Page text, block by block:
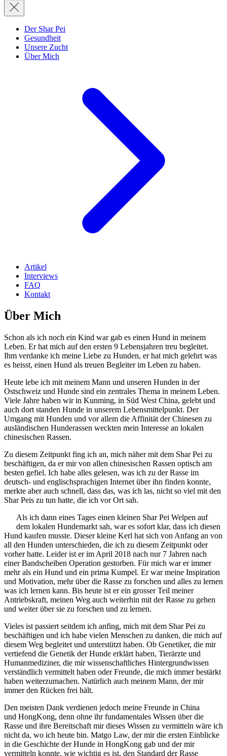
Der Shar Pei
Gesundheit
Unsere Zucht
Über Mich
Artikel
Interviews
FAQ
Kontakt
Über Mich
Schon als ich noch ein Kind war gab es einen Hund in meinem
Leben. Er hat mich auf den ersten 9 Lebensjahren treu begleitet.
Ihm verdanke ich meine Liebe zu Hunden, er hat mich gelehrt was
es heisst, einen Hund als treuen Begleiter im Leben zu haben.
Heute lebe ich mit meinem Mann und unseren Hunden in der
Ostschweiz und Hunde sind ein zentrales Thema in meinem Leben.
Viele Jahre haben wir in Kunming, in Süd West China, gelebt und
auch dort standen Hunde in unserem Lebensmittelpunkt. Der
Umgang mit Hunden und vor allem die Affinität der Chinesen zu
ausländischen Hunderassen weckten mein Interesse an lokalen
chinesischen Rassen.
Zu diesem Zeitpunkt fing ich an, mich näher mit dem Shar Pei zu
beschäftigen, da er mir von allen chinesischen Rassen optisch am
besten gefiel. Ich habe alles gelesen, was ich zu der Rasse im
deutsch- und englischsprachigen Internet über ihn finden konnte,
merkte aber auch schnell, dass das, was ich las, nicht so viel mit den
Shar Peis zu tun hatte, die ich vor Ort sah.
Als ich dann eines Tages einen kleinen Shar Pei Welpen auf
dem lokalen Hundemarkt sah, war es sofort klar, dass ich diesen
Hund kaufen musste. Dieser kleine Kerl hat sich von Anfang an von
all den Hunden unterschieden, die ich zu diesem Zeitpunkt oder
vorher hatte. Leider ist er im April 2018 nach nur 7 Jahren nach
einer Bandscheiben Operation gestorben. Für mich war er immer
mehr als ein Hund und ein prima Kumpel. Er war meine Inspiration
und Motivation, mehr über die Rasse zu forschen und alles zu lernen
was ich lernen kann. Bis heute ist er ein grosser Teil meiner
Antriebskraft, meinen Weg auch weiterhin mit der Rasse zu gehen
und weiter über sie zu forschen und zu lernen.
Vieles ist passiert seitdem ich anfing, mich mit dem Shar Pei zu
beschäftigen und ich habe vielen Menschen zu danken, die mich auf
diesem Weg begleitet und unterstützt haben. Ob Genetiker, die mir
vertiefend die Genetik der Hunde erklärt haben, Tierärzte und
Humanmediziner, die mir wissenschaftliches Hintergrundwissen
verständlich vermittelt haben oder Freunde, die mich immer bestärkt
haben weiterzumachen. Natürlich auch meinem Mann, der mir
immer den Rücken frei hält.
Den meisten Dank verdienen jedoch meine Freunde in China
und HongKong, denn ohne ihr fundamentales Wissen über die
Rasse und ihre Bereitschaft mir dieses Wissen zu vermitteln wäre ich
nicht da, wo ich heute bin. Matgo Law, der mir die ersten Einblicke
in die Geschichte der Hunde in HongKong gab und der mir
vermitteln konnte, wie wichtig es ist, den Standard der Rasse